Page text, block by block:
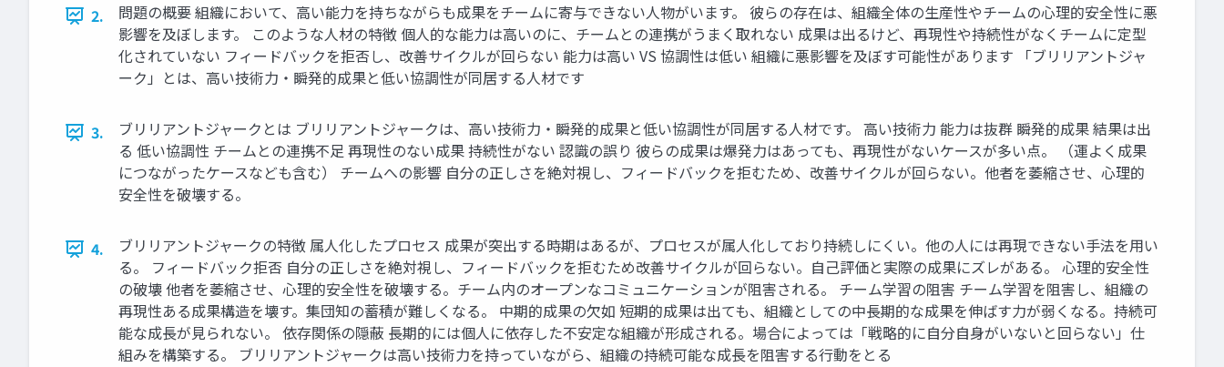
2.
問題の概要 組織において、高い能力を持ちながらも成果をチームに寄与できない人物がいます。 彼らの存在は、組織全体の生産性やチームの心理的安全性に悪
影響を及ぼします。 このような人材の特徴 個人的な能力は高いのに、チームとの連携がうまく取れない 成果は出るけど、再現性や持続性がなくチームに定型
化されていない フィードバックを拒否し、改善サイクルが回らない 能力は高い VS 協調性は低い 組織に悪影響を及ぼす可能性があります 「ブリリアントジャ
ーク」とは、高い技術力・瞬発的成果と低い協調性が同居する人材です
3.
ブリリアントジャークとは ブリリアントジャークは、高い技術力・瞬発的成果と低い協調性が同居する人材です。 高い技術力 能力は抜群 瞬発的成果 結果は出
る 低い協調性 チームとの連携不足 再現性のない成果 持続性がない 認識の誤り 彼らの成果は爆発力はあっても、再現性がないケースが多い点。 （運よく成果
につながったケースなども含む） チームへの影響 自分の正しさを絶対視し、フィードバックを拒むため、改善サイクルが回らない。他者を萎縮させ、心理的
安全性を破壊する。
4.
ブリリアントジャークの特徴 属人化したプロセス 成果が突出する時期はあるが、プロセスが属人化しており持続しにくい。他の人には再現できない手法を用い
る。 フィードバック拒否 自分の正しさを絶対視し、フィードバックを拒むため改善サイクルが回らない。自己評価と実際の成果にズレがある。 心理的安全性
の破壊 他者を萎縮させ、心理的安全性を破壊する。チーム内のオープンなコミュニケーションが阻害される。 チーム学習の阻害 チーム学習を阻害し、組織の
再現性ある成果構造を壊す。集団知の蓄積が難しくなる。 中期的成果の欠如 短期的成果は出ても、組織としての中長期的な成果を伸ばす力が弱くなる。持続可
能な成長が見られない。 依存関係の隠蔽 長期的には個人に依存した不安定な組織が形成される。場合によっては「戦略的に自分自身がいないと回らない」仕
組みを構築する。 ブリリアントジャークは高い技術力を持っていながら、組織の持続可能な成長を阻害する行動をとる